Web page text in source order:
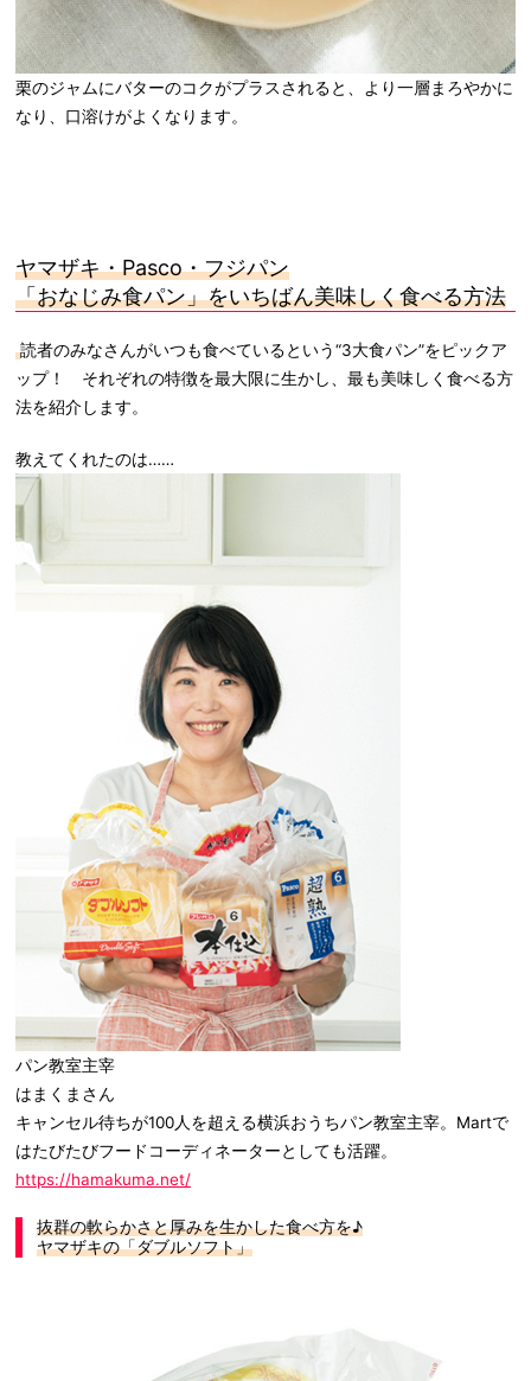
栗のジャムにバターのコクがプラスされると、より一層まろやかに
なり、口溶けがよくなります。
ヤマザキ・Pasco・フジパン
「おなじみ食パン」をいちばん美味しく食べる方法
読者のみなさんがいつも食べているという“3大食パン”をピックア
ップ！ それぞれの特徴を最大限に生かし、最も美味しく食べる方
法を紹介します。
教えてくれたのは……
パン教室主宰
はまくまさん
キャンセル待ちが100人を超える横浜おうちパン教室主宰。Martで
はたびたびフードコーディネーターとしても活躍。
https://hamakuma.net/
抜群の軟らかさと厚みを生かした食べ方を♪
ヤマザキの「ダブルソフト」